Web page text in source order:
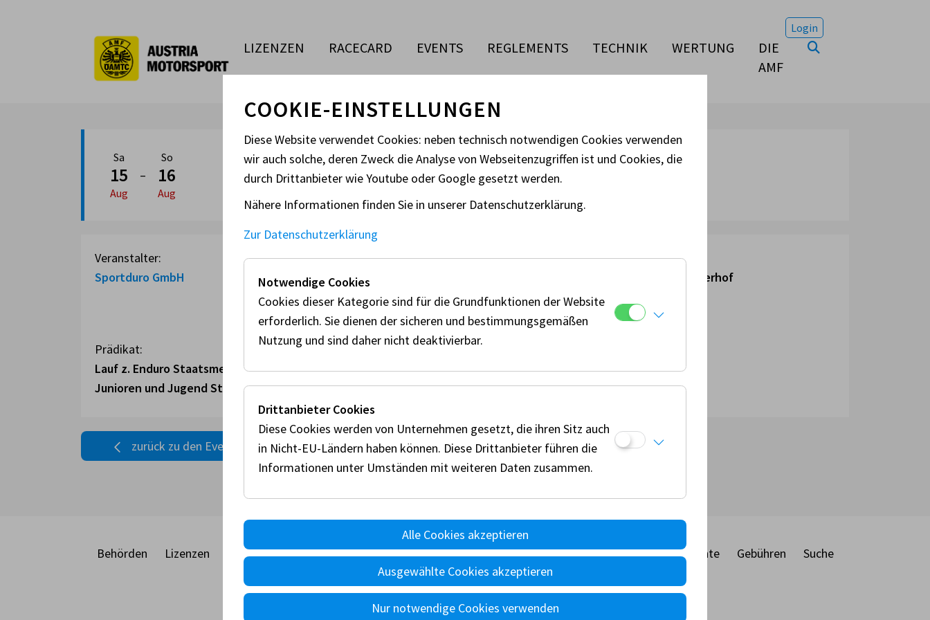
Login
LIZENZEN RACECARD EVENTS REGLEMENTS TECHNIK WERTUNG
DIE
AMF
Sa
15
Aug
–
So
16
Aug
ENDURO (NMN 30/1605)
Veranstalter:
Sportduro GmbH
Ansprechperson:
Peter Bachler
Veranstaltungsort:
Strassburg, Jakoberhof
Prädikat:
Lauf z. Enduro Staatsmeisterschaft,
Junioren und Jugend Staatsmeisterschaft
zurück zu den Events
Behörden Lizenzen Racecard Events Reglement Disziplinen Technik Wertung
Über
AMF
Dokumente Gebühren Suche
COOKIE-EINSTELLUNGEN
Diese Website verwendet Cookies: neben technisch notwendigen Cookies verwenden
wir auch solche, deren Zweck die Analyse von Webseitenzugriffen ist und Cookies, die
durch Drittanbieter wie Youtube oder Google gesetzt werden.
Nähere Informationen finden Sie in unserer Datenschutzerklärung.
Zur Datenschutzerklärung
Notwendige Cookies
Cookies dieser Kategorie sind für die Grundfunktionen der Website
erforderlich. Sie dienen der sicheren und bestimmungsgemäßen
Nutzung und sind daher nicht deaktivierbar.
Drittanbieter Cookies
Diese Cookies werden von Unternehmen gesetzt, die ihren Sitz auch
in Nicht-EU-Ländern haben können. Diese Drittanbieter führen die
Informationen unter Umständen mit weiteren Daten zusammen.
Alle Cookies akzeptieren
Ausgewählte Cookies akzeptieren
Nur notwendige Cookies verwenden